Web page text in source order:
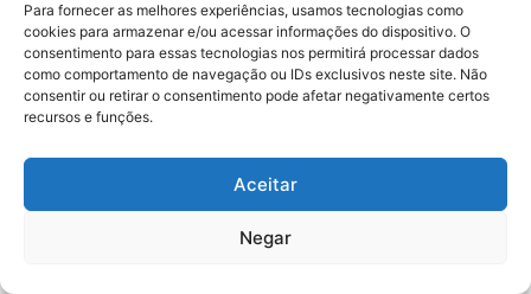
Para fornecer as melhores experiências, usamos tecnologias como
cookies para armazenar e/ou acessar informações do dispositivo. O
consentimento para essas tecnologias nos permitirá processar dados
como comportamento de navegação ou IDs exclusivos neste site. Não
consentir ou retirar o consentimento pode afetar negativamente certos
recursos e funções.
Aceitar
Negar
Economia: Prazo de adesão ao
Programa Desenrola 2.0 é
prorrogado